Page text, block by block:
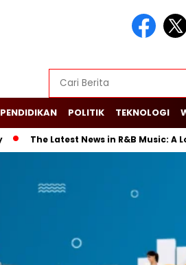
PENDIDIKAN POLITIK TEKNOLOGI
The Latest News in R&B Music: A Look